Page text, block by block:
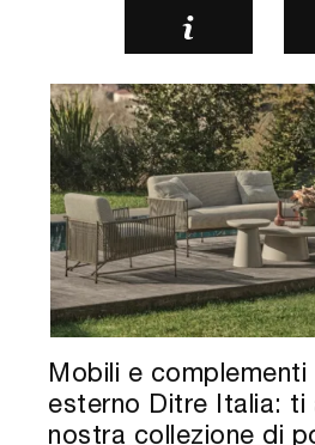
Mobili e
esterno Ditre Italia: ti
nostra collezione di